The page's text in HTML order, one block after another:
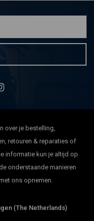
over je bestelling,
retouren & reparaties of
informatie kun je altijd op
onderstaande manieren
ons opnemen.
(The Netherlands)